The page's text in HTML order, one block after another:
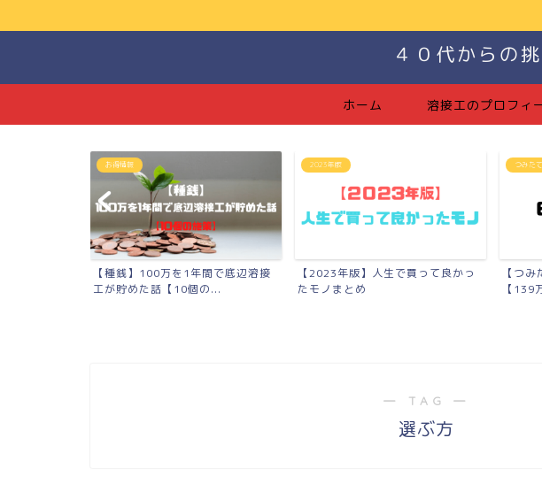
４０代からの
ホーム 溶接工のプロフィ
2023年版
【2023年版】人生で買って良かっ
たモノまとめ
つみたてNISA
【つみたてNISA】6年間の結果発表
【139万円】
運用実績
FX自
績
― TAG ―
選ぶ方